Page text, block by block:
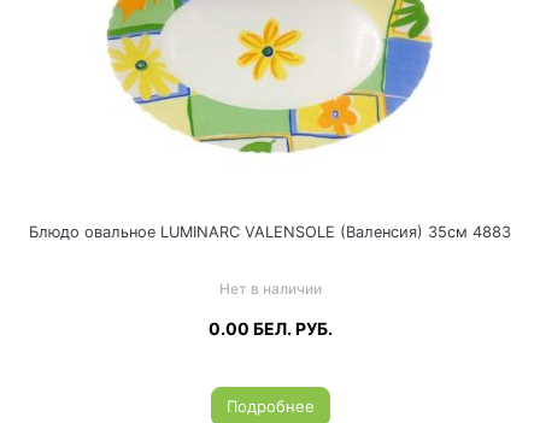
Блюдо овальное LUMINARC VALENSOLE (Валенсия) 35см 4883
Нет в наличии
0.00 БЕЛ. РУБ.
Подробнее